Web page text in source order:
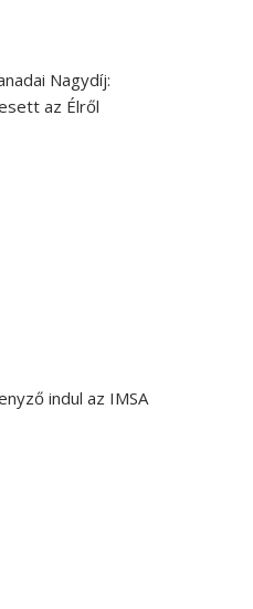
Nagydíj:
az Élről
indul az IMSA